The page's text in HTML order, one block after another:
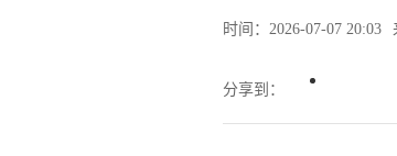
时间：2026-07-07 20:03
分享到：